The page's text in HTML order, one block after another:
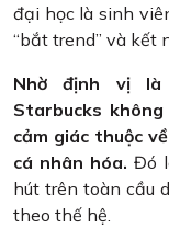
đại học là sinh
“bắt trend” và kết
Nhờ định vị là
Starbucks
cảm giác thuộc
cá nhân hóa. Đó
hút trên toàn cầu
theo thế hệ.